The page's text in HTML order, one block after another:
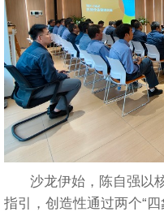
沙龙伊始，陈自强以核
指引，创造性通过两个“